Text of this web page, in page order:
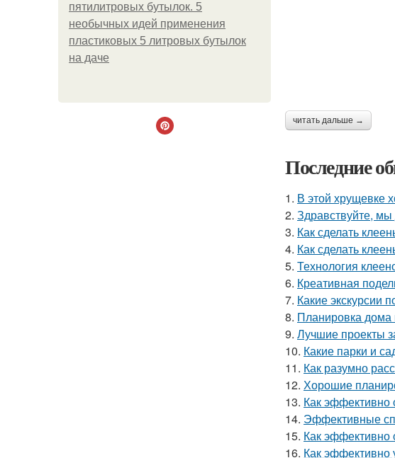
пятилитровых бутылок. 5
необычных идей применения
пластиковых 5 литровых бутылок
на даче
читать дальше →
Последние
1. В этой хрущевке
2. Здравствуйте,
3. Как сделать
4. Как сделать
5. Технология
6. Креативная
7. Какие экскурсии
8. Планировка дома
9. Лучшие проекты
10. Какие парки и
11. Как разумно
12. Хорошие
13. Как эффективно
14. Эффективные
15. Как эффективно
16. Как эффективно